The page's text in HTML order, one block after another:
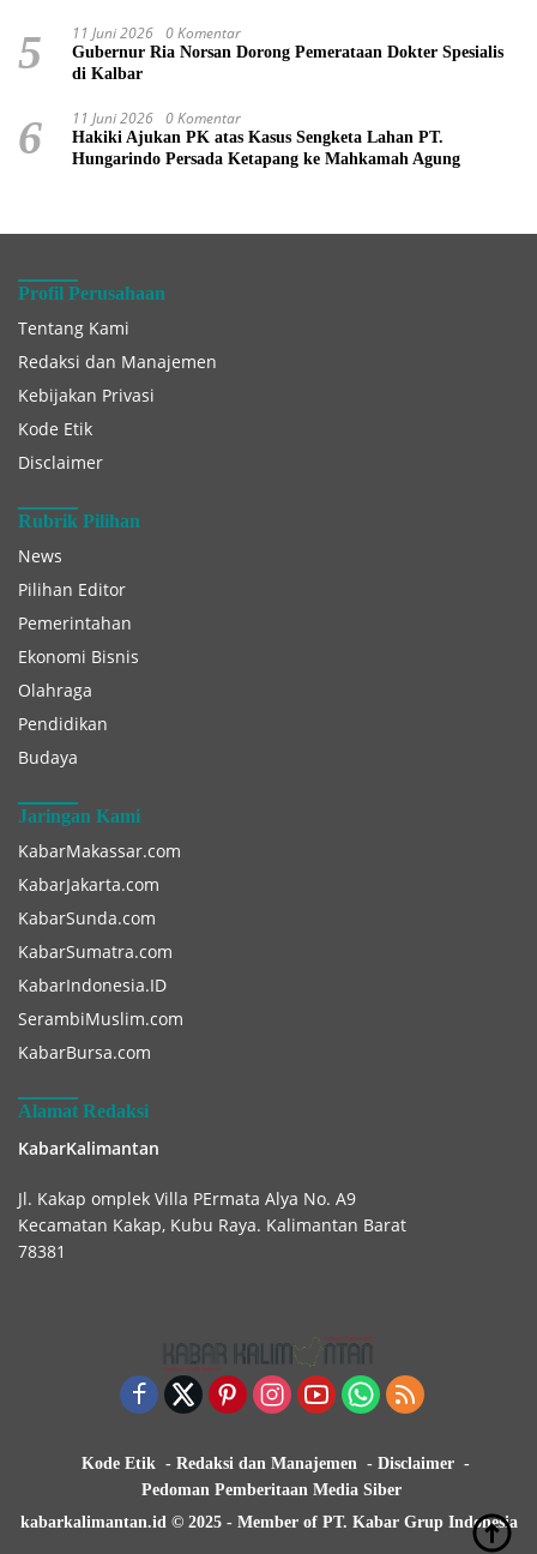
5 11 Juni 2026 0 Komentar
Gubernur Ria Norsan Dorong Pemerataan Dokter Spesialis
di Kalbar
6 11 Juni 2026 0 Komentar
Hakiki Ajukan PK atas Kasus Sengketa Lahan PT.
Hungarindo Persada Ketapang ke Mahkamah Agung
Profil Perusahaan
Tentang Kami
Redaksi dan Manajemen
Kebijakan Privasi
Kode Etik
Disclaimer
Rubrik Pilihan
News
Pilihan Editor
Pemerintahan
Ekonomi Bisnis
Olahraga
Pendidikan
Budaya
Jaringan Kami
KabarMakassar.com
KabarJakarta.com
KabarSunda.com
KabarSumatra.com
KabarIndonesia.ID
SerambiMuslim.com
KabarBursa.com
Alamat Redaksi
KabarKalimantan
Jl. Kakap omplek Villa PErmata Alya No. A9
Kecamatan Kakap, Kubu Raya. Kalimantan Barat
78381
Kode Etik Redaksi dan Manajemen
Disclaimer
Pedoman Pemberitaan Media Siber
kabarkalimantan.id © 2025 - Member of PT. Kabar Grup Indonesia